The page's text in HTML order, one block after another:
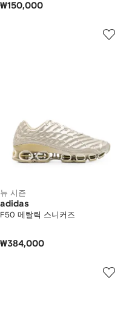
₩150,000
뉴 시즌
adidas
F50 메탈릭 스니커즈
₩384,000